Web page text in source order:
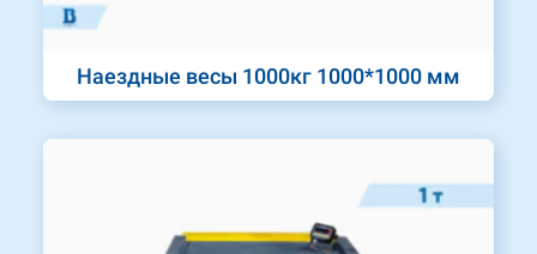
Наездные весы 1000кг 1000*1000 мм